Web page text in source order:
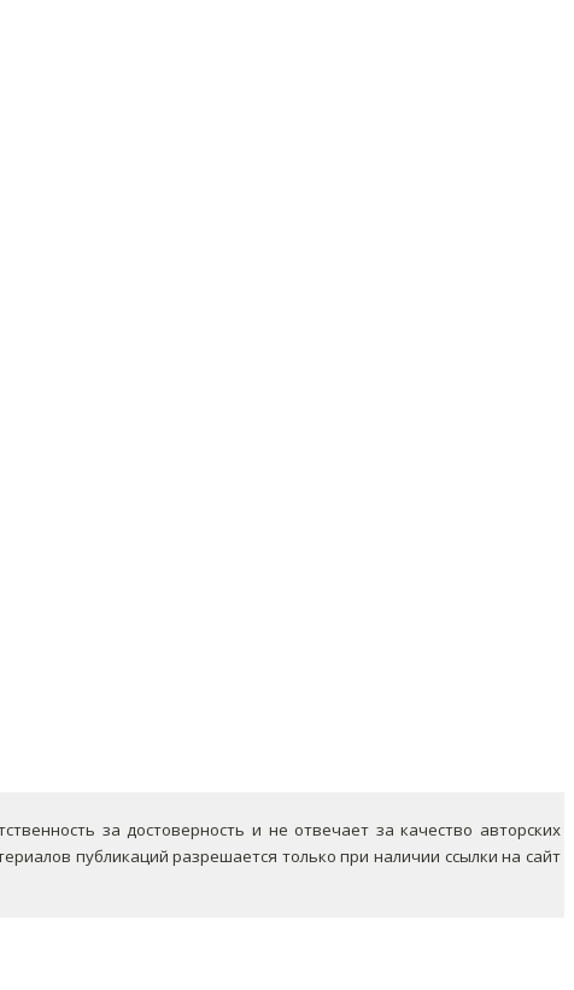
за достоверность и не отвечает за качество авторских
публикаций разрешается только при наличии ссылки на сайт